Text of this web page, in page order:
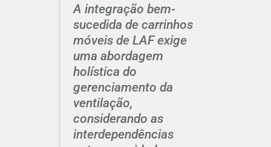
A integração bem-
sucedida de carrinhos
móveis de LAF exige
uma abordagem
holística do
gerenciamento da
ventilação,
considerando as
interdependências